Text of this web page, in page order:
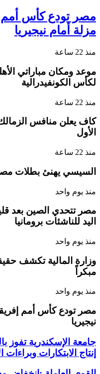
مصر تودع كأس أمم
مزلة أمام نيجيريا
منذ 22 ساعة
موعد ومكان مباراتي
لكأس الكونفيدرالية
منذ 22 ساعة
كاف يعلن منافس الزمالك
الأول
منذ 22 ساعة
السيسي يهنئ بطلات
منذ يوم واحد
مصر تتحدي الصين بعد
اليد للناشئات برومانيا
منذ يوم واحد
وزارة المالية تكشف
مبكراً
منذ يوم واحد
مصر تودع كأس أمم
نيجيريا
جامعة الإسكندرية تفوز
إنتاج الابتكارات وبراءات